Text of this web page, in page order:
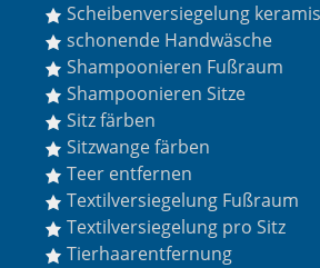
Scheibenversiegelung
schonende Handwäsche
Shampoonieren Fußraum
Shampoonieren Sitze
Sitz färben
Sitzwange färben
Teer entfernen
Textilversiegelung Fußraum
Textilversiegelung pro Sitz
Tierhaarentfernung